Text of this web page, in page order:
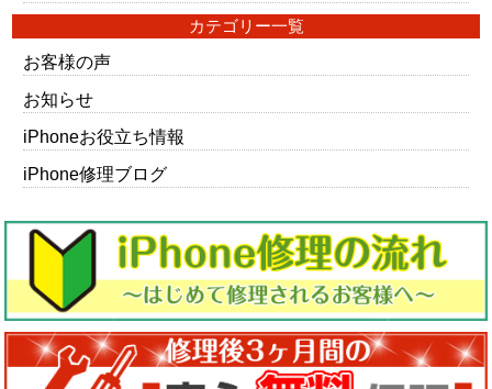
カテゴリー一覧
お客様の声
お知らせ
iPhoneお役立ち情報
iPhone修理ブログ